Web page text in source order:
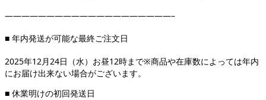
————————————————————–
■ 年内発送が可能な最終ご注文日
2025年12月24日（水）お昼12時まで※商品や在庫数によっては年内
にお届け出来ない場合がございます。
■ 休業明けの初回発送日